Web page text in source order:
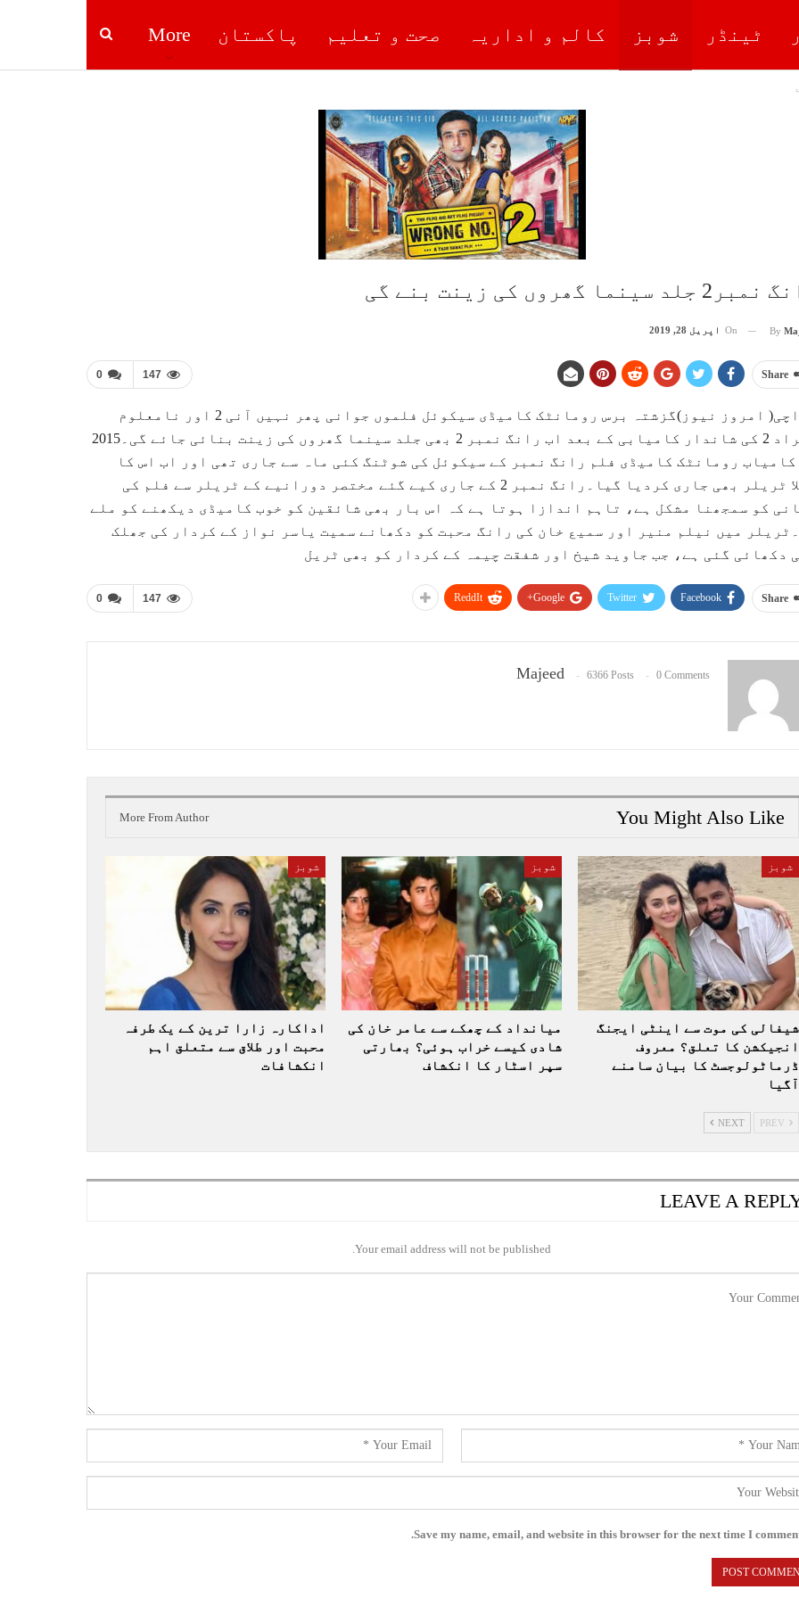
ٹینڈر شوبز کالم و اداریہ صحت و تعلیم پاکستان More
جلد سینما گھروں کی زینت بنے گی
By
On اپریل 28, 2019
0 147 Share
کراچی( امروز نیوز)گزشتہ برس رومانٹک کامیڈی سیکوئل فلموں جوانی پھر نہیں آنی 2 اور نامعلوم
افراد 2 کی شاندار کامیابی کے بعد اب رانگ نمبر 2 بھی جلد سینما گھروں کی زینت بنائی جائے گی۔2015
کامیاب رومانٹک کامیڈی فلم رانگ نمبر کے سیکوئل کی شوٹنگ کئی ماہ سے جاری تھی اور اب اس کا
پہلا ٹریلر بھی جاری کردیا گیا۔رانگ نمبر 2 کے جاری کیے گئے مختصر دورانیے کے ٹریلر سے فلم کی
کو سمجھنا مشکل ہے، تاہم اندازا ہوتا ہے کہ اس بار بھی شائقین کو خوب کامیڈی دیکھنے کو ملے
میں نیلم منیر اور سمیع خان کی رانگ محبت کو دکھانے سمیت یاسر نواز کے کردار کی جھلک
دکھائی گئی ہے، جب جاوید شیخ اور شفقت چیمہ کے کردار کو بھی ٹریل
0 147 Share
Facebook
Twitter
Google+
ReddIt
Majeed 6366 Posts 0 Comments
You Might Also Like
More From Author
شوبز
شیفالی کی موت سے اینٹی ایجنگ
انجیکشن کا تعلق؟ معروف
ڈرماٹولوجسٹ کا بیان سامنے
آگیا
شوبز
میانداد کے چھکے سے عامر خان کی
شادی کیسے خراب ہوئی؟ بھارتی
سپر اسٹار کا انکشاف
شوبز
اداکارہ زارا ترین کے یک طرفہ
محبت اور طلاق سے متعلق اہم
انکشافات
NEXT
LEAVE A
Your email address will not be published.
Save my name, email, and website in this browser for the next time I